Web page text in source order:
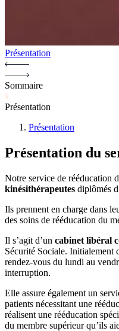
Présentation
Sommaire
Présentation
Présentation
Présentation du
Notre service de rééducation
kinésithérapeutes diplômés
Ils prennent en charge dans
des soins de rééducation du
Il s’agit d’un cabinet libéral
Sécurité Sociale. Initialement
rendez-vous du lundi au
interruption.
Elle assure également un
patients nécessitant une
réalisent une rééducation
du membre supérieur qu’ils